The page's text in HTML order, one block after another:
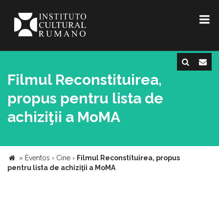
Filmul Reconstituirea,
propus pentru lista de
achiziţii a MoMA
» Eventos › Cine › Filmul Reconstituirea, propus
pentru lista de achiziţii a MoMA